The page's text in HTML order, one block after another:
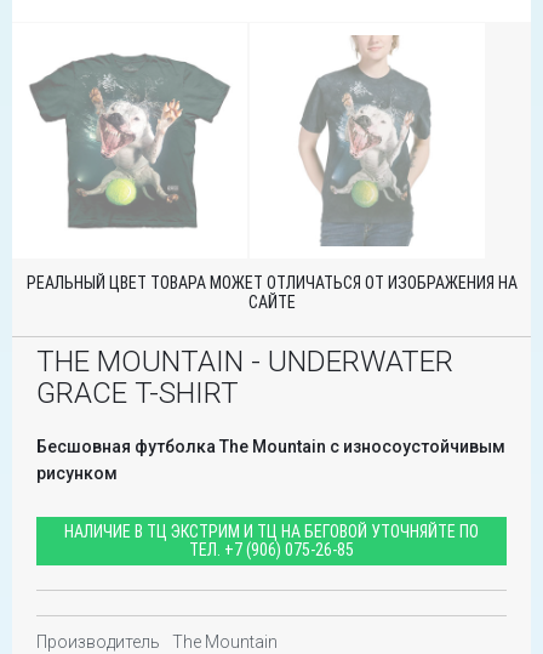
РЕАЛЬНЫЙ ЦВЕТ ТОВАРА МОЖЕТ ОТЛИЧАТЬСЯ ОТ ИЗОБРАЖЕНИЯ НА
САЙТЕ
THE MOUNTAIN - UNDERWATER
GRACE T-SHIRT
Бесшовная футболка The Mountain с износоустойчивым
рисунком
НАЛИЧИЕ В ТЦ ЭКСТРИМ И ТЦ НА БЕГОВОЙ УТОЧНЯЙТЕ ПО
ТЕЛ. +7 (906) 075-26-85
Производитель
The Mountain